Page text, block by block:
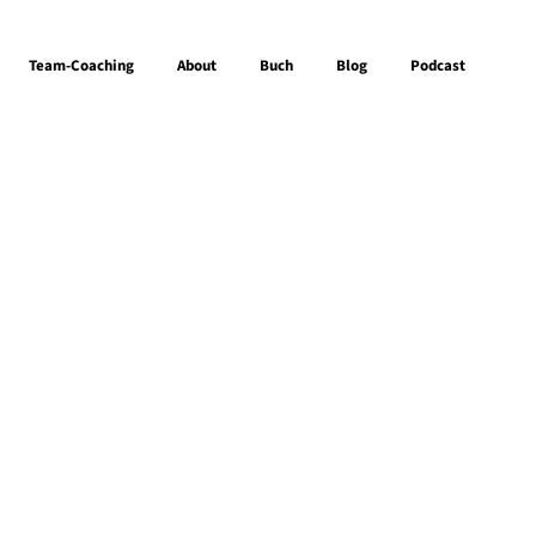
Team-Coaching About Buch Blog Podcast